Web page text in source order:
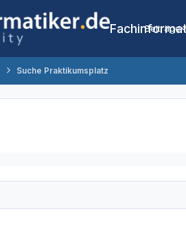
Beiträge
Suche Praktikumsplatz